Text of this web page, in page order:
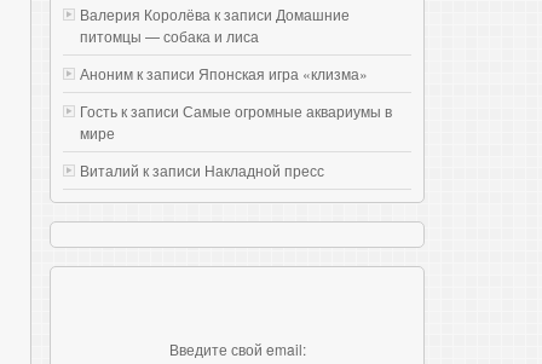
Валерия Королёва к записи Домашние
питомцы — собака и лиса
Аноним к записи Японская игра «клизма»
Гость к записи Самые огромные аквариумы в
мире
Виталий к записи Накладной пресс
Введите свой email: